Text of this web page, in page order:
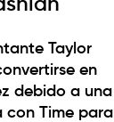
Taylor
en
debido a una
con Time para